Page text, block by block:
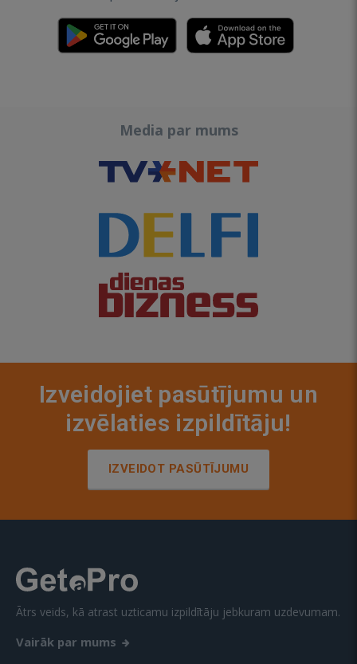
Media par mums
Izveidojiet pasūtījumu un
izvēlaties izpildītāju!
IZVEIDOT PASŪTĪJUMU
Ātrs veids, kā atrast uzticamu izpildītāju jebkuram uzdevumam.
Vairāk par mums